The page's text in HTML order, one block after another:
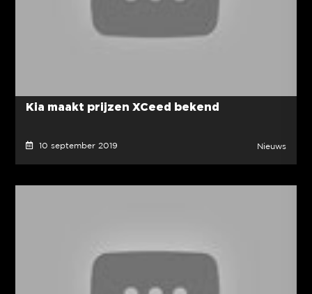
Kia maakt prijzen XCeed bekend
10 september 2019 Nieuws